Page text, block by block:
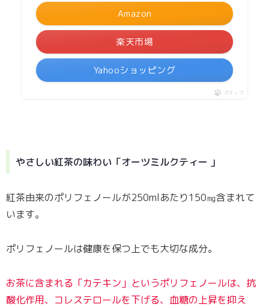
Amazon
楽天市場
Yahooショッピング
ポチップ
やさしい紅茶の味わい「オーツミルクティー 」
紅茶由来のポリフェノールが250mlあたり150㎎含まれて
います。
ポリフェノールは健康を保つ上でも大切な成分。
お茶に含まれる「カテキン」というポリフェノールは、抗
酸化作用、コレステロールを下げる、血糖の上昇を抑え